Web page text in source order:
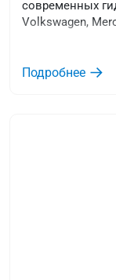
современных
Volkswagen,
Подробнее